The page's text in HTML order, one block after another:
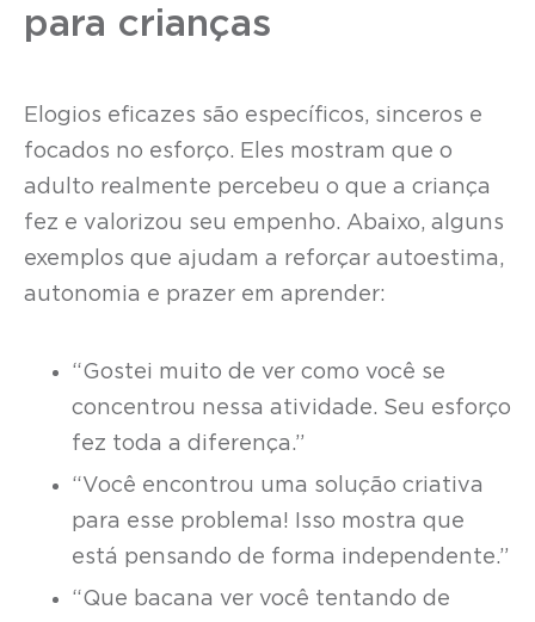
para crianças
Elogios eficazes são específicos, sinceros e
focados no esforço. Eles mostram que o
adulto realmente percebeu o que a criança
fez e valorizou seu empenho. Abaixo, alguns
exemplos que ajudam a reforçar autoestima,
autonomia e prazer em aprender:
“Gostei muito de ver como você se
concentrou nessa atividade. Seu esforço
fez toda a diferença.”
“Você encontrou uma solução criativa
para esse problema! Isso mostra que
está pensando de forma independente.”
“Que bacana ver você tentando de